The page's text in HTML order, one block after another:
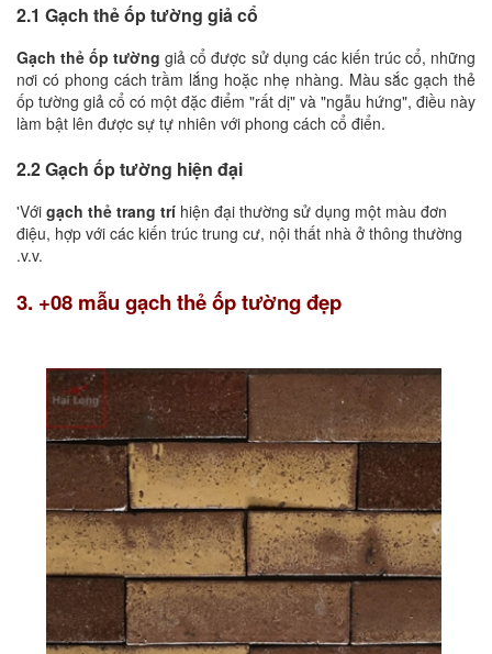
2.1 Gạch thẻ ốp tường giả cổ
Gạch thẻ ốp tường giả cổ được sử dụng các kiến trúc cổ, những
nơi có phong cách trầm lắng hoặc nhẹ nhàng. Màu sắc gạch thẻ
ốp tường giả cổ có một đặc điểm "rất dị" và "ngẫu hứng", điều này
làm bật lên được sự tự nhiên với phong cách cổ điển.
2.2 Gạch ốp tường hiện đại
'Với gạch thẻ trang trí hiện đại thường sử dụng một màu đơn
điệu, hợp với các kiến trúc trung cư, nội thất nhà ở thông thường
.v.v.
3. +08 mẫu gạch thẻ ốp tường đẹp